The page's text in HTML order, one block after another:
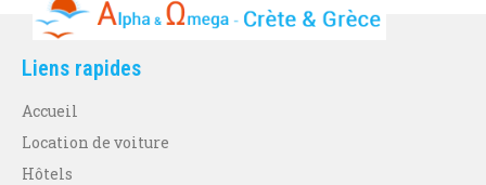
Liens rapides
Accueil
Location de voiture
Hôtels